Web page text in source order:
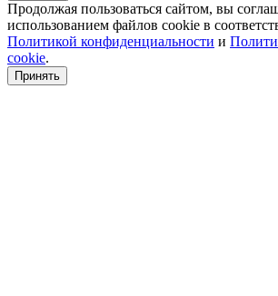
Продолжая пользоваться сайтом, вы
использованием файлов cookie в
Политикой конфиденциальности и
cookie.
Принять